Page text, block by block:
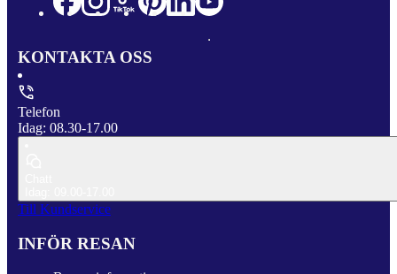
KONTAKTA OSS
Telefon
Idag: 08.30-17.00
Till Kundservice
INFÖR RESAN